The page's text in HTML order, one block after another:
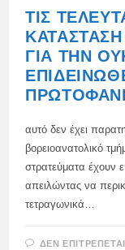
ΤΙΣ
ΓΙΑ ΤΗΝ
αυτό δεν έχει
βορειοανατολικό
στρατεύματα έχουν
απειλώντας να
τετραγωνικά…
ΔΕΝ